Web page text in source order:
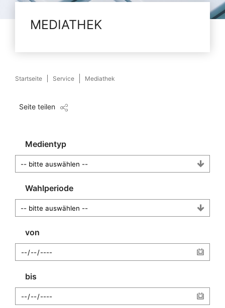
MEDIATHEK
Startseite Service Mediathek
Seite teilen
Medientyp
Wahlperiode
von
bis